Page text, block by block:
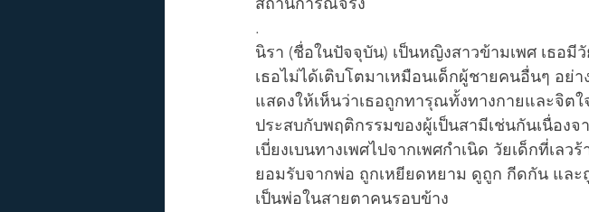
.
นิรา (ชื่อในปัจจุบัน) เป็นหญิงสาวข้ามเพศ เธอมี
เธอไม่ได้เติบโตมาเหมือนเด็กผู้ชายคนอื่นๆ อย่
แสดงให้เห็นว่าเธอถูกทารุณทั้งทางกายและจิตใ
ประสบกับพฤติกรรมของผู้เป็นสามีเช่นกันเนื่อง
เบี่ยงเบนทางเพศไปจากเพศกำเนิด วัยเด็กที่เล
ยอมรับจากพ่อ ถูกเหยียดหยาม ดูถูก กีดกัน แล
เป็นพ่อในสายตาคนรอบข้าง